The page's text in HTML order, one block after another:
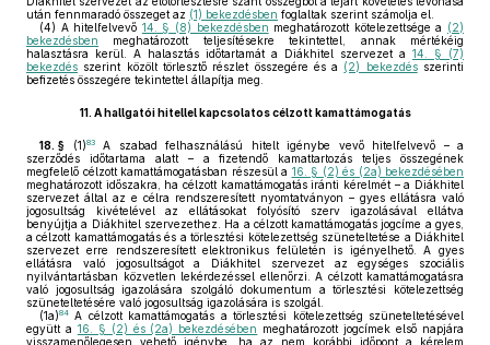
után fennmaradó összeget az (1) bekezdésben foglaltak szerint számolja el.
(4) A hitelfelvevő 14. § (8) bekezdésben meghatározott kötelezettsége a (2)
bekezdésben meghatározott teljesítésekre tekintettel, annak mértékéig
halasztásra kerül. A halasztás időtartamát a Diákhitel szervezet a 14. § (7)
bekezdés szerint közölt törlesztő részlet összegére és a (2) bekezdésszerinti
befizetés összegére tekintettel állapítja meg.
11. A hallgatói hitellel kapcsolatos célzott kamattámogatás
18. § (1)83A szabad felhasználású hitelt igénybe vevő hitelfelvevő – a
szerződés időtartama alatt – a fizetendő kamattartozás teljes összegének
megfelelő célzott kamattámogatásban részesül a 16. § (2) és (2a) bekezdésében
meghatározott időszakra, ha célzott kamattámogatás iránti kérelmét – a Diákhitel
szervezet által az e célra rendszeresített nyomtatványon – gyes ellátásra való
jogosultság kivételével az ellátásokat folyósító szerv igazolásával ellátva
benyújtja a Diákhitel szervezethez. Ha a célzott kamattámogatás jogcíme a gyes,
a célzott kamattámogatás és a törlesztési kötelezettség szüneteltetése a Diákhitel
szervezet erre rendszeresített elektronikus felületén is igényelhető. A gyes
ellátásra való jogosultságot a Diákhitel szervezet az egységes szociális
nyilvántartásban közvetlen lekérdezéssel ellenőrzi. A célzott kamattámogatásra
való jogosultság igazolására szolgáló dokumentum a törlesztési kötelezettség
szüneteltetésére való jogosultság igazolására is szolgál.
(1a)84 A célzott kamattámogatás a törlesztési kötelezettség szüneteltetésével
együtt a 16. § (2) és (2a) bekezdésében meghatározott jogcímek első napjára
visszamenőlegesen vehető igénybe, ha az nem korábbi időpont a kérelem